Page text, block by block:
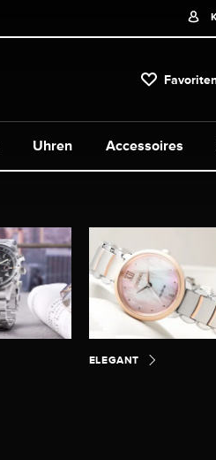
Uhren Accessoires
ELEGANT